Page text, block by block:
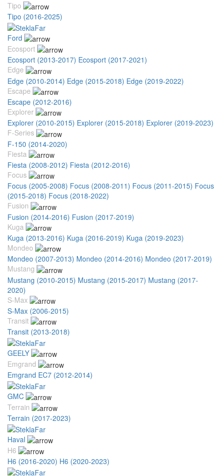
Tipo
Tipo (2016-2025)
Ford
Ecosport
Ecosport (2013-2017) Ecosport (2017-2021)
Edge
Edge (2010-2014) Edge (2015-2018) Edge (2019-2022)
Escape
Escape (2012-2016)
Explorer
Explorer (2010-2015) Explorer (2015-2018) Explorer (2019-2023)
F-Series
F-150 (2014-2020)
Fiesta
Fiesta (2008-2012) Fiesta (2012-2016)
Focus
Focus (2005-2008) Focus (2008-2011) Focus (2011-2015) Focus
(2015-2018) Focus (2018-2022)
Fusion
Fusion (2014-2016) Fusion (2017-2019)
Kuga
Kuga (2013-2016) Kuga (2016-2019) Kuga (2019-2023)
Mondeo
Mondeo (2007-2013) Mondeo (2014-2016) Mondeo (2017-2019)
Mustang
Mustang (2010-2015) Mustang (2015-2017) Mustang (2017-
2020)
S-Max
S-Max (2006-2015)
Transit
Transit (2013-2018)
GEELY
Emgrand
Emgrand EC7 (2012-2014)
GMC
Terrain
Terrain (2017-2023)
Haval
H6
H6 (2016-2020) H6 (2020-2023)